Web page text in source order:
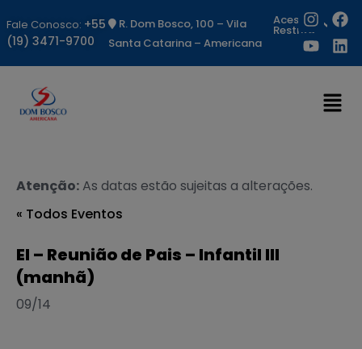
Fale Conosco: +55
(19) 3471-9700
R. Dom Bosco, 100 – Vila
Santa Catarina – Americana
Acesso
Restrito
Atenção:As datas estão sujeitas a alterações.
« Todos Eventos
EI – Reunião de Pais – Infantil III
(manhã)
09/14